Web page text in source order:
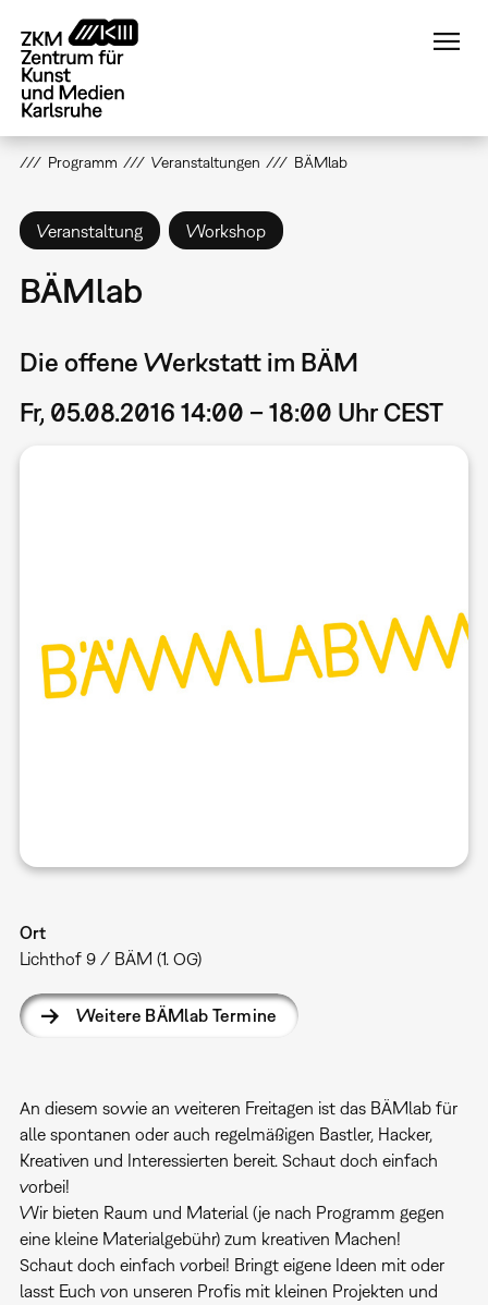
zum
Inhalt
Programm Veranstaltungen BÄMlab
Veranstaltung Workshop
BÄMlab
Die offene Werkstatt im BÄM
Fr, 05.08.2016 14:00 – 18:00 Uhr CEST
Ort
Lichthof 9 / BÄM (1. OG)
Weitere BÄMlab Termine
An diesem sowie an weiteren Freitagen ist das BÄMlab für
alle spontanen oder auch regelmäßigen Bastler, Hacker,
Kreativen und Interessierten bereit. Schaut doch einfach
vorbei!
Wir bieten Raum und Material (je nach Programm gegen
eine kleine Materialgebühr) zum kreativen Machen!
Schaut doch einfach vorbei! Bringt eigene Ideen mit oder
lasst Euch von unseren Profis mit kleinen Projekten und